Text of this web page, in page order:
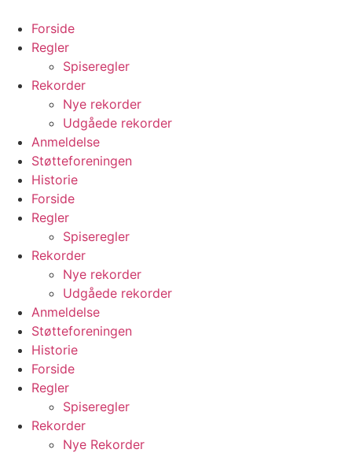
indhold
Forside
Regler
Spiseregler
Rekorder
Nye rekorder
Udgåede rekorder
Anmeldelse
Støtteforeningen
Historie
Forside
Regler
Spiseregler
Rekorder
Nye rekorder
Udgåede rekorder
Anmeldelse
Støtteforeningen
Historie
Forside
Regler
Spiseregler
Rekorder
Nye Rekorder